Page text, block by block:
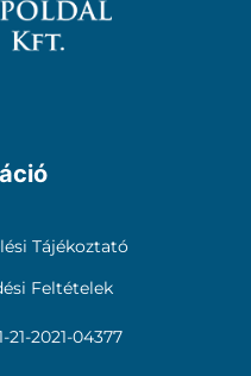
Tájékoztató
Feltételek
21-2021-04377